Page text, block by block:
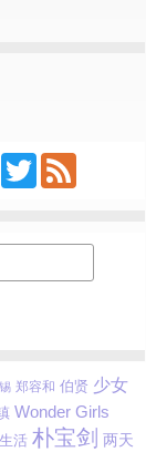
TwitterFeed
郑容和 伯贤 少女
Wonder Girls
活 朴宝剑 两天